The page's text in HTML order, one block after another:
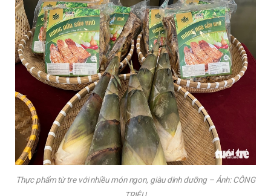
Thực phẩm từ tre với nhiều món ngon, giàu dinh dưỡng – Ảnh: CÔNG